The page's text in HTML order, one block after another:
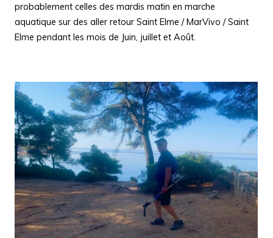
probablement celles des mardis matin en marche
aquatique sur des aller retour Saint Elme / MarVivo / Saint
Elme pendant les mois de Juin, juillet et Août.